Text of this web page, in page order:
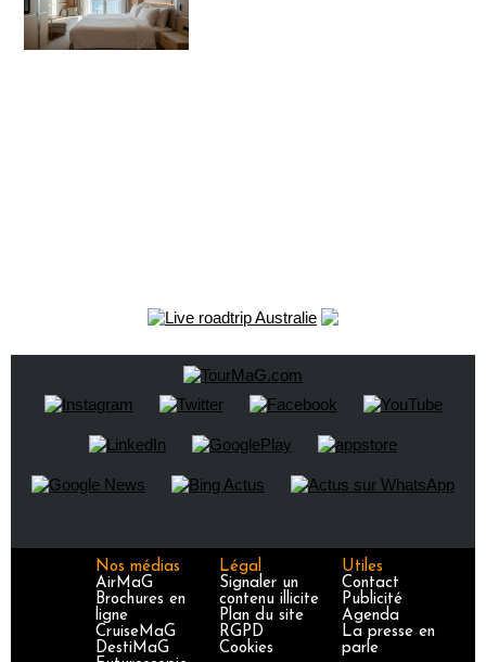
Nos médias
AirMaG
Brochures en
ligne
CruiseMaG
DestiMaG
Légal
Signaler un
contenu illicite
Plan du site
RGPD
Cookies
Utiles
Contact
Publicité
Agenda
La presse en
parle